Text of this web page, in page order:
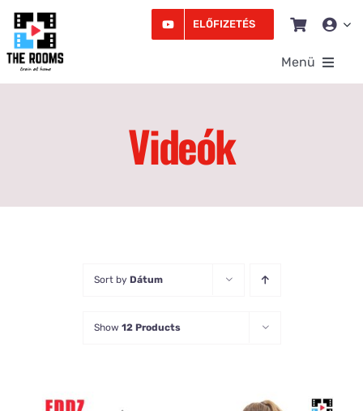
Kihagyás
ELŐFIZETÉS
Menü
Videó
Podcast
Írás
Videók
Sort by Dátum
Show 12 Products